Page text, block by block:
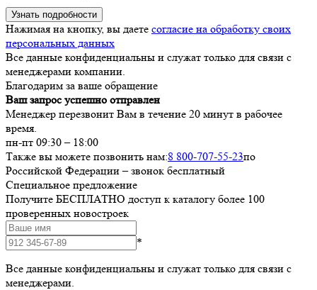
Узнать подробности
Нажимая на кнопку, вы даете согласие на обработку своих
персональных данных
Все данные конфиденциальны и служат только для связи с
менеджерами компании.
Благодарим за ваше обращение
Ваш запрос успешно отправлен
Менеджер перезвонит Вам в течение 20 минут в рабочее
время.
пн-пт 09:30 – 18:00
Также вы можете позвонить нам:8 800-707-55-23по
Российской Федерации – звонок бесплатный
Специальное предложение
Получите БЕСПЛАТНО доступ к каталогу более 100
проверенных новостроек
*
Все данные конфиденциальны и служат только для связи с
менеджерами.